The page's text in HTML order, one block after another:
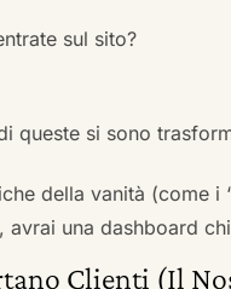
sul sito?
queste si sono
della vanità (come
avrai una dashboard
Clienti (Il